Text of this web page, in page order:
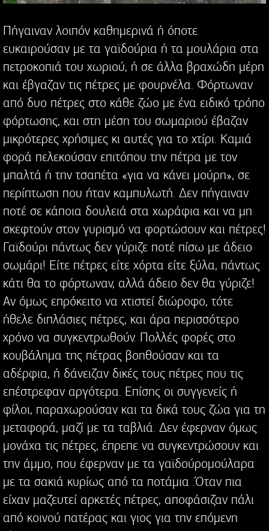
Πήγαιναν λοιπόν καθημερινά ή όποτε
ευκαιρούσαν με τα γαϊδούρια ή τα μουλάρια στα
πετροκοπιά του χωριού, ή σε άλλα βραχώδη μέρη
και έβγαζαν τις πέτρες με φουρνέλα. Φόρτωναν
από δυο πέτρες στο κάθε ζώο με ένα ειδικό τρόπο
φόρτωσης, και στη μέση του σωμαριού έβαζαν
μικρότερες χρήσιμες κι αυτές για το χτίρι. Καμιά
φορά πελεκούσαν επιτόπου την πέτρα με τον
μπαλτά ή την τσαπέτα «για να κάνει μούρη», σε
περίπτωση που ήταν καμπυλωτή. Δεν πήγαιναν
ποτέ σε κάποια δουλειά στα χωράφια και να μη
σκεφτούν στον γυρισμό να φορτώσουν και πέτρες!
Γαϊδούρι πάντως δεν γύριζε ποτέ πίσω με άδειο
σωμάρι! Είτε πέτρες είτε χόρτα είτε ξύλα, πάντως
κάτι θα το φόρτωναν, αλλά άδειο δεν θα γύριζε!
Αν όμως επρόκειτο να χτιστεί διώροφο, τότε
ήθελε διπλάσιες πέτρες, και άρα περισσότερο
χρόνο να συγκεντρωθούν. Πολλές φορές στο
κουβάλημα της πέτρας βοηθούσαν και τα
αδέρφια, ή δάνειζαν δικές τους πέτρες που τις
επέστρεφαν αργότερα. Επίσης οι συγγενείς ή
φίλοι, παραχωρούσαν και τα δικά τους ζώα για τη
μεταφορά, μαζί με τα ταβλιά. Δεν έφερναν όμως
μονάχα τις πέτρες, έπρεπε να συγκεντρώσουν και
την άμμο, που έφερναν με τα γαϊδούρομούλαρα
με τα σακιά κυρίως από τα ποτάμια .Όταν πια
είχαν μαζευτεί αρκετές πέτρες, αποφάσιζαν πάλι
από κοινού πατέρας και γιος για την επόμενη